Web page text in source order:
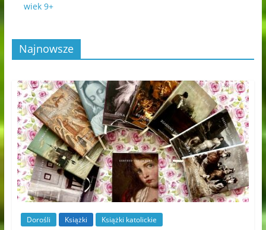
wiek 9+
Najnowsze
Dorośli Książki Książki katolickie